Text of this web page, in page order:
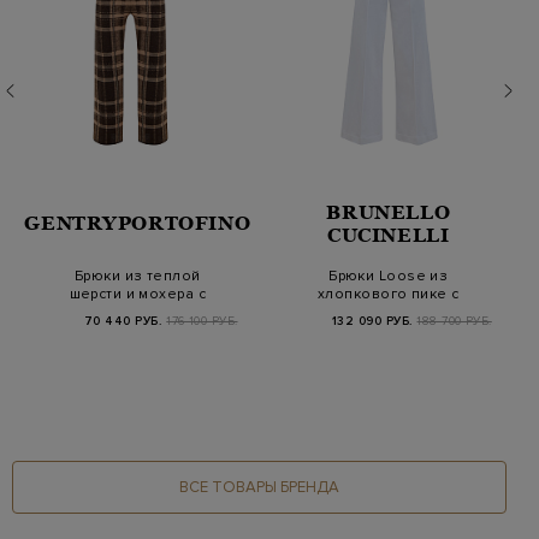
GENTRYPORTOFINO
Брюки из теплой
шерсти и мохера с
вязаным узором в
кле…
70 440 РУБ. 176 100 РУБ.
BRUNELLO
CUCINELLI
Брюки Loose из
хлопкового пике с
контрастной полосой
132 090 РУБ. 188 700 РУБ.
ВСЕ ТОВАРЫ БРЕНДА